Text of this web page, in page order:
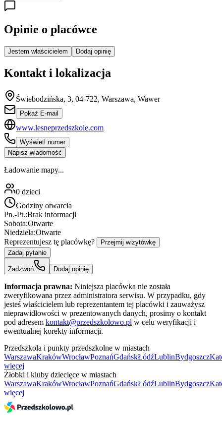
Opinie o placówce
Jestem właścicielem Dodaj opinię
Kontakt i lokalizacja
Świebodzińska, 3, 04-722, Warszawa, Wawer
Pokaż E-mail
www.lesneprzedszkole.com
Wyświetl numer
Napisz wiadomość
Ładowanie mapy...
0 dzieci
Godziny otwarcia
Pn.-Pt.:Brak informacji
Sobota:Otwarte
Niedziela:Otwarte
Reprezentujesz tę placówkę?
Przejmij wizytówkę
Zadaj pytanie
Zadzwoń Dodaj opinię
Informacja prawna: Niniejsza placówka nie została
zweryfikowana przez administratora serwisu. W przypadku, gdy
jesteś właścicielem lub reprezentantem tej placówki i zauważysz
nieprawidłowości w prezentowanych danych, prosimy o kontakt
pod adresem kontakt@przedszkolowo.pl w celu weryfikacji i
ewentualnej korekty informacji.
Przedszkola i punkty przedszkolne w miastach
WarszawaKrakówWrocławPoznańGdańskŁódźLublinBydgoszcz
więcej
Żłobki i kluby dziecięce w miastach
WarszawaKrakówWrocławPoznańGdańskŁódźLublinBydgoszcz
więcej